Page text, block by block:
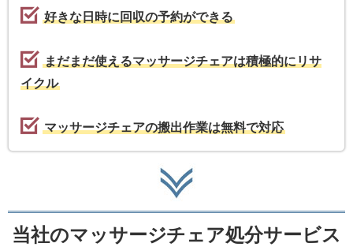
好きな日時に回収の予約ができる
まだまだ使えるマッサージチェアは積極的にリサ
イクル
マッサージチェアの搬出作業は無料で対応
当社のマッサージチェア処分サービス